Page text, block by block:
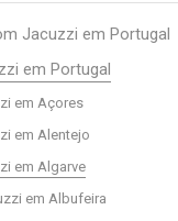
Jacuzzi em Portugal
em Portugal
em Açores
em Alentejo
em Algarve
em Albufeira